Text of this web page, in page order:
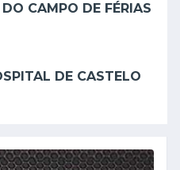
CAMPO DE FÉRIAS
DE CASTELO